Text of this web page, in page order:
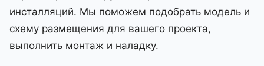
картинку, а работать как критически важная
часть визуальной инфраструктуры.
Переговорные и конференц-залы
Для пространств, где особенно важны
инсталляций. Мы поможем подобрать модель и
схему размещения для вашего проекта,
выполнить монтаж и наладку.